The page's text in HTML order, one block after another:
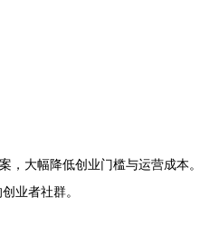
，大幅降低创业门槛与运营成本。
业者社群。